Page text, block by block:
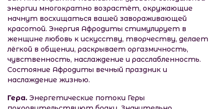
энергии многократно возрастёт, окружающие
начнут восхищаться вашей завораживающей
красотой. Энергия Афродиты стимулирует в
женщине любовь к искусству, творчеству, делает
лёгкой в общении, раскрывает оргазмичность,
чувственность, наслаждение и расслабленность.
Состояние Афродиты вечный праздник и
наслаждение жизнью.
Гера. Энергетические потоки Геры